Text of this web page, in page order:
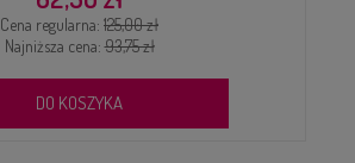
Cena regularna: 125,00 zł
Najniższa cena:93,75 zł
DO KOSZYKA